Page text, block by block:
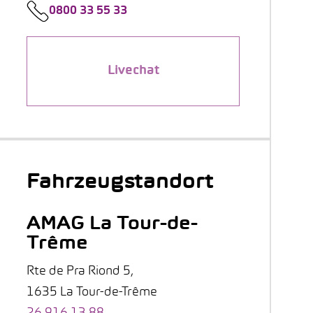
0800 33 55 33
Livechat
Fahrzeugstandort
AMAG La Tour-de-
Trême
Rte de Pra Riond 5,
1635 La Tour-de-Trême